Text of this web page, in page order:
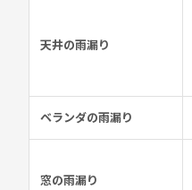
天井の雨漏り
ベランダの雨漏り
窓の雨漏り